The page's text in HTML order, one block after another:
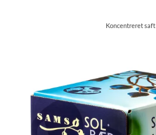
Koncentreret saft